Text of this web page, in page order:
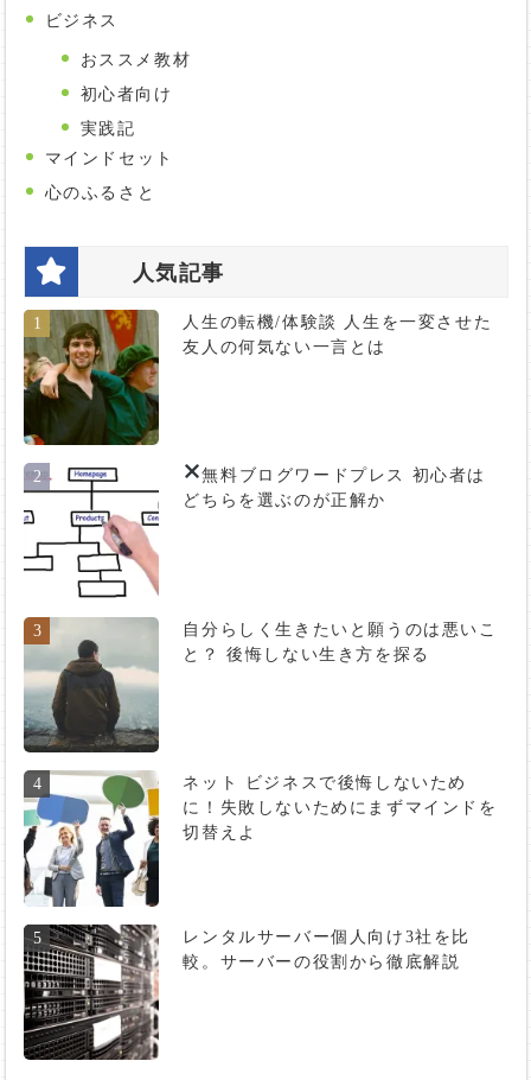
ビジネス
おススメ教材
初心者向け
実践記
マインドセット
心のふるさと
人気記事
1
人生の転機/体験談 人生を一変させた
友人の何気ない一言とは
2 無料ブログ ワードプレス 初心者は
どちらを選ぶのが正解か
3
自分らしく生きたいと願うのは悪いこ
と？ 後悔しない生き方を探る
4
ネット ビジネスで後悔しないため
に！失敗しないためにまずマインドを
切替えよ
5
レンタルサーバー個人向け3社を比
較。サーバーの役割から徹底解説